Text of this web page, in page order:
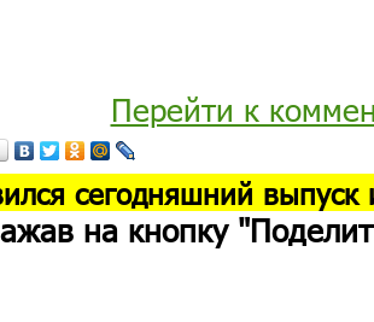
Перейти к
сегодняшний выпуск
на кнопку